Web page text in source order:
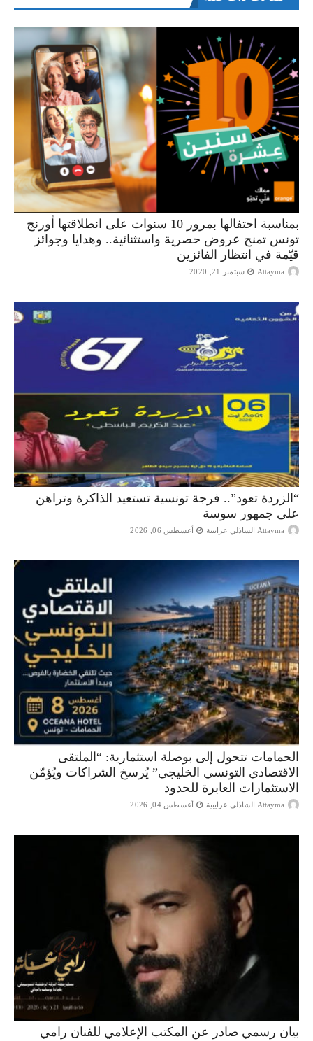
بمناسبة احتفالها بمرور 10 سنوات على انطلاقتها أورنج
تونس تمنح عروض حصرية واستثنائية.. وهدايا وجوائز
قيّمة في انتظار الفائزين
Attayma سبتمبر 21, 2020
“الزردة تعود”.. فرجة تونسية تستعيد الذاكرة وتراهن
على جمهور سوسة
Attayma الشاذلي عرايبية أغسطس 06, 2026
الحمامات تتحول إلى بوصلة استثمارية: “الملتقى
الاقتصادي التونسي الخليجي” يُرسخ الشراكات ويُؤمّن
الاستثمارات العابرة للحدود
Attayma الشاذلي عرايبية أغسطس 04, 2026
بيان رسمي صادر عن المكتب الإعلامي للفنان رامي